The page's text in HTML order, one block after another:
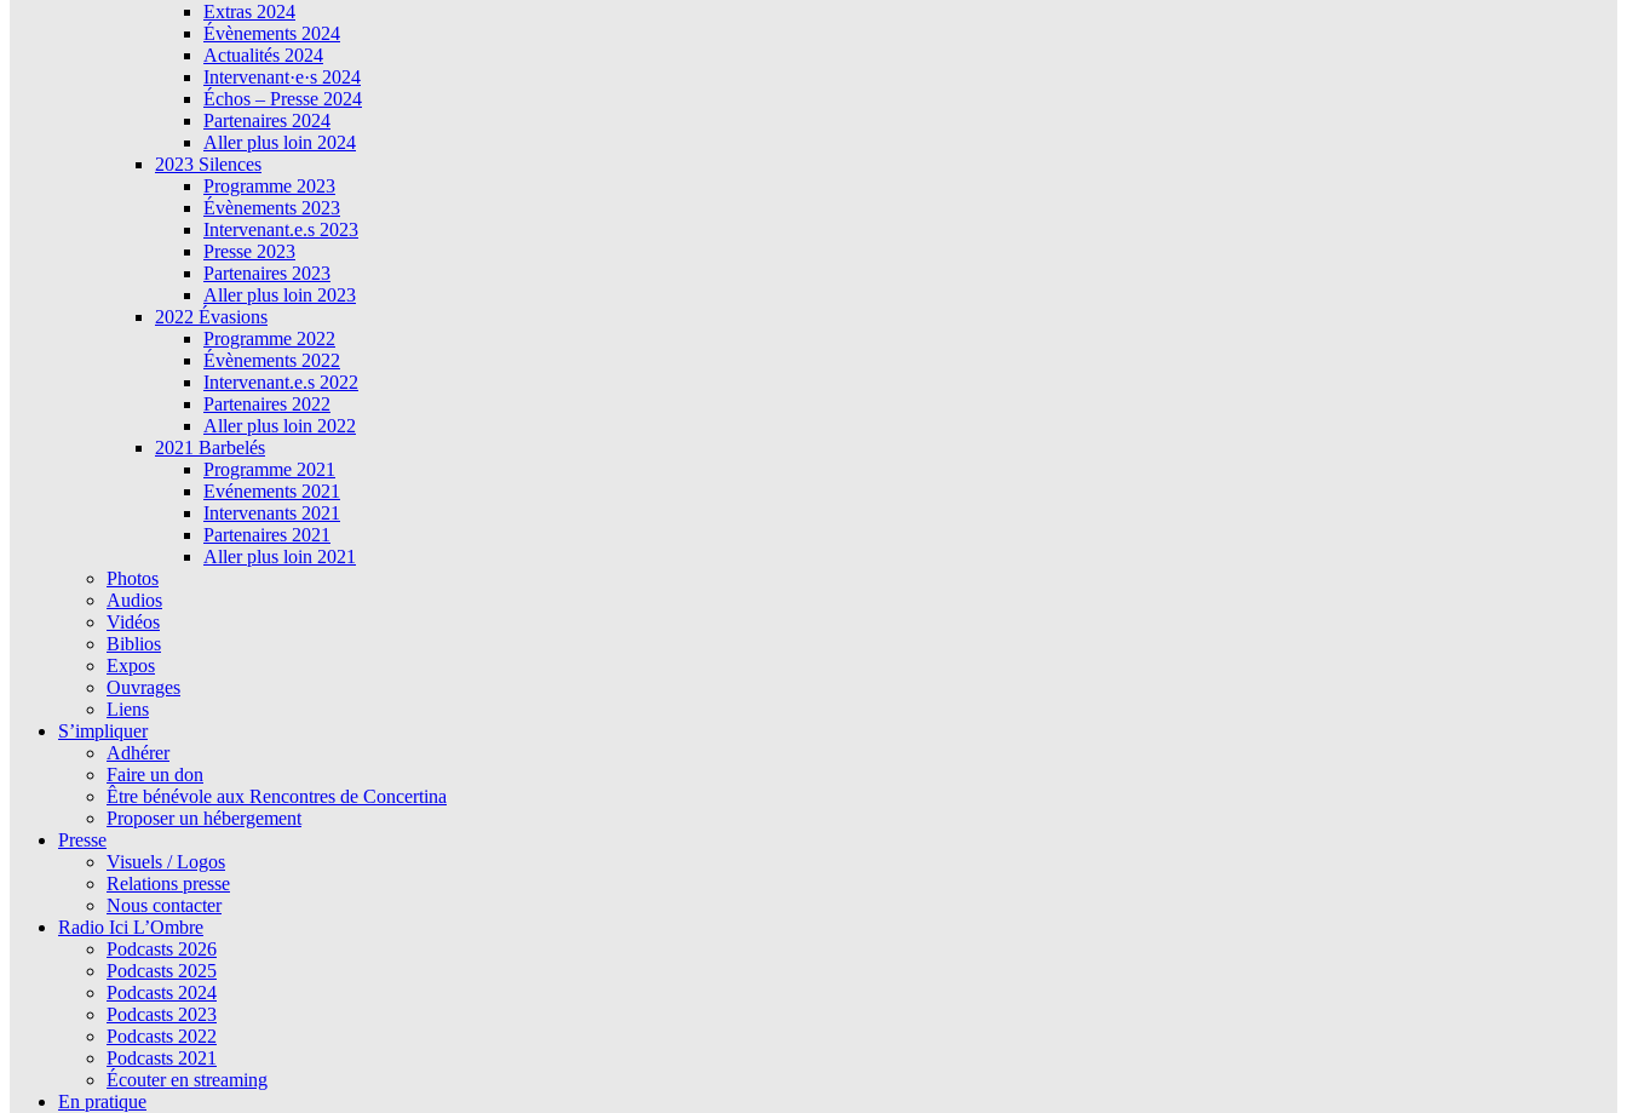
Extras 2024
Évènements 2024
Actualités 2024
Intervenant·e·s 2024
Échos – Presse 2024
Partenaires 2024
Aller plus loin 2024
2023 Silences
Programme 2023
Évènements 2023
Intervenant.e.s 2023
Presse 2023
Partenaires 2023
Aller plus loin 2023
2022 Évasions
Programme 2022
Évènements 2022
Intervenant.e.s 2022
Partenaires 2022
Aller plus loin 2022
2021 Barbelés
Programme 2021
Evénements 2021
Intervenants 2021
Partenaires 2021
Aller plus loin 2021
Photos
Audios
Vidéos
Biblios
Expos
Ouvrages
Liens
S’impliquer
Adhérer
Faire un don
Être bénévole aux Rencontres de Concertina
Proposer un hébergement
Presse
Visuels / Logos
Relations presse
Nous contacter
Radio Ici L’Ombre
Podcasts 2026
Podcasts 2025
Podcasts 2024
Podcasts 2023
Podcasts 2022
Podcasts 2021
Écouter en streaming
En pratique